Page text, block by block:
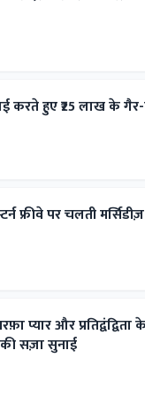
करते हुए ₹25 लाख के
फ्रीवे पर चलती
प्यार और
सज़ा सुनाई